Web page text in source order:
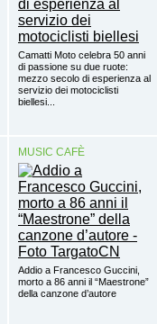
Camatti Moto celebra 50 anni
di passione su due ruote:
mezzo secolo di esperienza al
servizio dei motociclisti
biellesi...
MUSIC CAFÈ
Addio a Francesco Guccini,
morto a 86 anni il “Maestrone”
della canzone d’autore